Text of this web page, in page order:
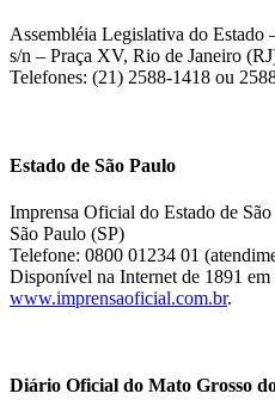
Assembléia Legislativa do
s/n – Praça XV, Rio de Janeiro
Telefones: (21) 2588-1418 ou
Estado de São Paulo
Imprensa Oficial do Estado de
São Paulo (SP)
Telefone: 0800 01234 01
Disponível na Internet de 1891 em
www.imprensaoficial.com.br.
Diário Oficial do Mato Grosso